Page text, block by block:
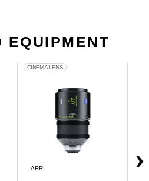
EQUIPMENT
CINEMA LENS
ARRI